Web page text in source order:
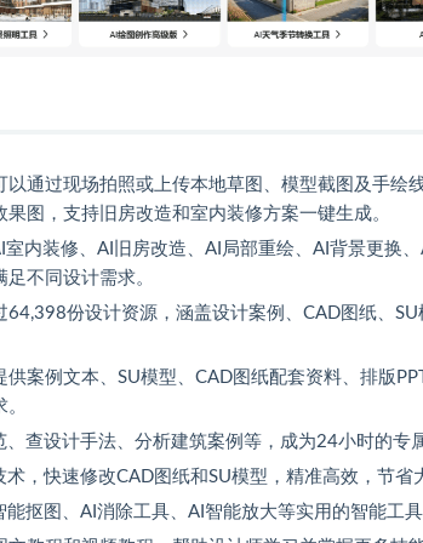
以通过现场拍照或上传本地草图、模型截图及手绘
图，支持旧房改造和室内装修方案一键生成。
室内装修、AI旧房改造、AI局部重绘、AI背景更换
不同设计需求。
64,398份设计资源，涵盖设计案例、CAD图纸、
供案例文本、SU模型、CAD图纸配套资料、排版
、查设计手法、分析建筑案例等，成为24小时的专
术，快速修改CAD图纸和SU模型，精准高效，节省
能抠图、AI消除工具、AI智能放大等实用的智能工